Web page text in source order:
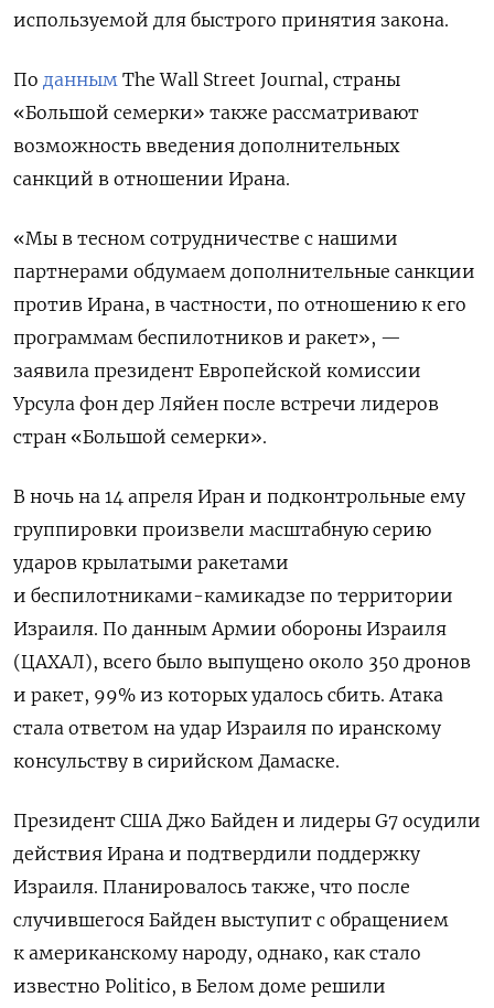
используемой для быстрого принятия закона.
По данным The Wall Street Journal, страны
«Большой семерки» также рассматривают
возможность введения дополнительных
санкций в отношении Ирана.
«Мы в тесном сотрудничестве с нашими
партнерами обдумаем дополнительные санкции
против Ирана, в частности, по отношению к его
программам беспилотников и ракет», —
заявила президент Европейской комиссии
Урсула фон дер Ляйен после встречи лидеров
стран «Большой семерки».
В ночь на 14 апреля Иран и подконтрольные ему
группировки произвели масштабную серию
ударов крылатыми ракетами
и беспилотниками-камикадзе по территории
Израиля. По данным Армии обороны Израиля
(ЦАХАЛ), всего было выпущено около 350 дронов
и ракет, 99% из которых удалось сбить. Атака
стала ответом на удар Израиля по иранскому
консульству в сирийском Дамаске.
Президент США Джо Байден и лидеры G7 осудили
действия Ирана и подтвердили поддержку
Израиля. Планировалось также, что после
случившегося Байден выступит с обращением
к американскому народу, однако, как стало
известно Politico, в Белом доме решили